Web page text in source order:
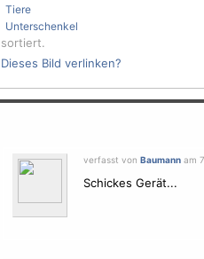
Tiere
Unterschenkel
sortiert.
Dieses Bild verlinken?
verfasst von Baumannam
Schickes Gerät...